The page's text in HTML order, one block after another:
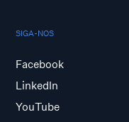
SIGA-NOS
Facebook
LinkedIn
YouTube